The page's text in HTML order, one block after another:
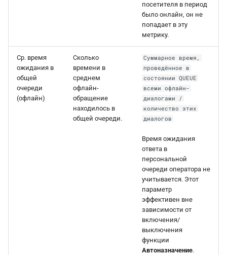
посетителя в период
было онлайн, он не
попадает в эту
метрику.
Ср. время
ожидания в
общей
очереди
(офлайн)
Сколько
времени в
среднем
офлайн-
обращение
находилось в
общей очереди.
Суммарное время,
проведённое в
состоянии QUEUE
всеми офлайн-
диалогами /
количество этих
диалогов
Время ожидания
ответа в
персональной
очереди оператора не
учитывается. Этот
параметр
эффективен вне
зависимости от
включения/
выключения
функции
Автоназначение.